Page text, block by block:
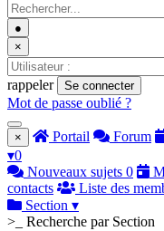
●
×
rappeler
Se connecter
Mot de passe oublié ?
× Portail Forum
▾0
Nouveaux sujets 0
contacts
Liste des
Section ▾
>_ Recherche par Section